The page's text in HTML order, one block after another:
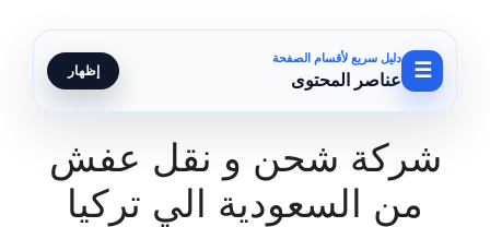
☰
دليل سريع لأقسام الصفحة
عناصر المحتوى
إظهار
شركة شحن و نقل عفش
من السعودية الي تركيا